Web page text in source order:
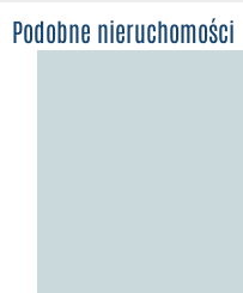
Podobne nieruchomości